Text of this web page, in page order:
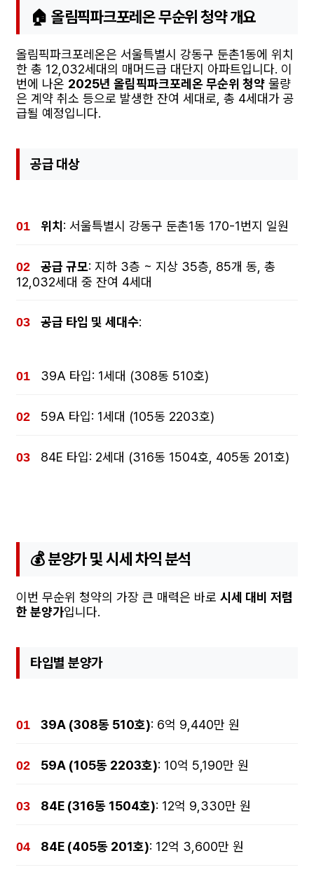
🏠 올림픽파크포레온 무순위 청약 개요
올림픽파크포레온은 서울특별시 강동구 둔촌1동에 위치
한 총 12,032세대의 매머드급 대단지 아파트입니다. 이
번에 나온 2025년 올림픽파크포레온 무순위 청약 물량
은 계약 취소 등으로 발생한 잔여 세대로, 총 4세대가 공
급될 예정입니다.
공급 대상
위치 : 서울특별시 강동구 둔촌1동 170-1번지 일원
공급 규모: 지하 3층 ~ 지상 35층, 85개 동, 총
12,032세대 중 잔여 4세대
공급 타입 및 세대수:
39A 타입: 1세대 (308동 510호)
59A 타입: 1세대 (105동 2203호)
84E 타입: 2세대 (316동 1504호, 405동 201호)
💰 분양가 및 시세 차익 분석
이번 무순위 청약의 가장 큰 매력은 바로 시세 대비 저렴
한 분양가입니다.
타입별 분양가
39A (308동 510호): 6억 9,440만 원
59A (105동 2203호): 10억 5,190만 원
84E (316동 1504호): 12억 9,330만 원
84E (405동 201호): 12억 3,600만 원